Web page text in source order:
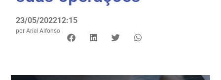
23/05/202212:15
por Ariel Alfonso